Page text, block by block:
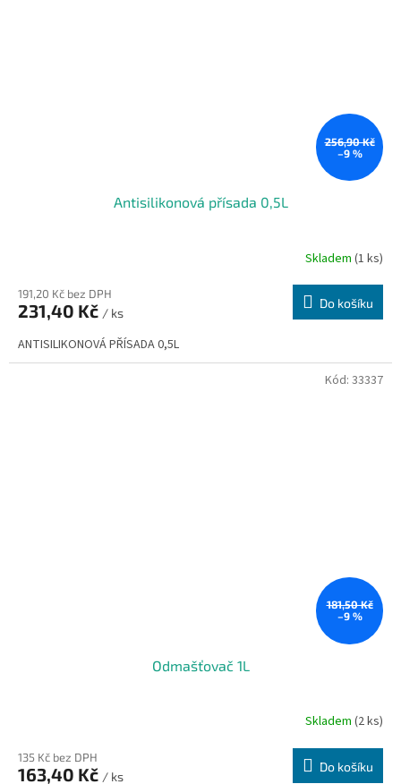
256,90 Kč
–9 %
Antisilikonová přísada 0,5L
Skladem (1 ks)
191,20 Kč bez DPH
231,40 Kč / ks
Do košíku
ANTISILIKONOVÁ PŘÍSADA 0,5L
181,50 Kč
–9 %
Odmašťovač 1L
Skladem (2 ks)
135 Kč bez DPH
163,40 Kč / ks
Do košíku
Kód: 33337